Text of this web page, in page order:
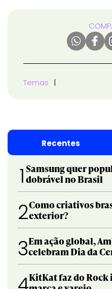
Temas
Recentes
1 Samsung quer
dobrável no Brasil
2Como criativos
exterior?
3Em ação global,
celebram Dia da
KitKat faz do